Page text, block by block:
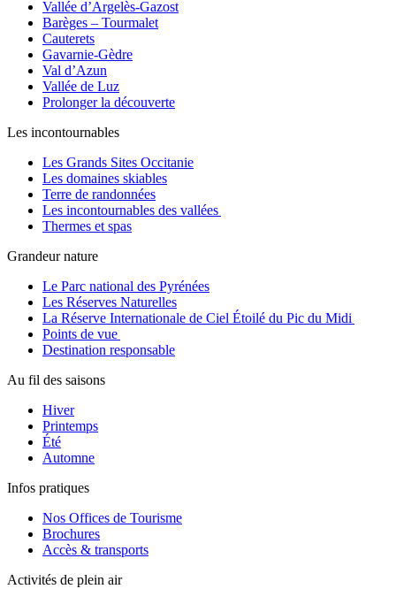
Vallée d’Argelès-Gazost
Barèges – Tourmalet
Cauterets
Gavarnie-Gèdre
Val d’Azun
Vallée de Luz
Prolonger la découverte
Les incontournables
Les Grands Sites Occitanie
Les domaines skiables
Terre de randonnées
Les incontournables des vallées
Thermes et spas
Grandeur nature
Le Parc national des Pyrénées
Les Réserves Naturelles
La Réserve Internationale de Ciel Étoilé du Pic du Midi
Points de vue
Destination responsable
Au fil des saisons
Hiver
Printemps
Été
Automne
Infos pratiques
Nos Offices de Tourisme
Brochures
Accès & transports
Activités de plein air